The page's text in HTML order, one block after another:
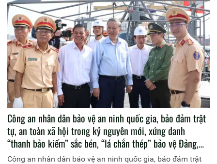
Công an nhân dân bảo vệ an ninh quốc gia, bảo đảm trật
tự, an toàn xã hội trong kỷ nguyên mới, xứng danh
“thanh bảo kiếm” sắc bén, “lá chắn thép” bảo vệ Đảng,
Nhà nước và nhân dân
Công an nhân dân bảo vệ an ninh quốc gia, bảo đảm trật